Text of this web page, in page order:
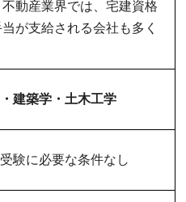
動産業界では、宅建資格
が支給される会社も多く
建築学・土木工学
験に必要な条件なし